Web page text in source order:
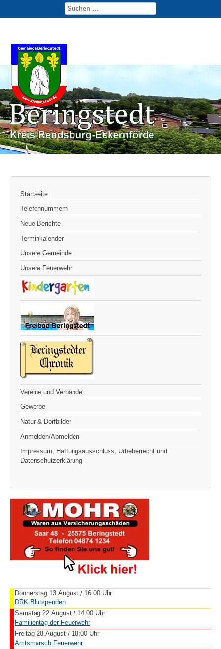
Startseite
Telefonnummern
Neue Berichte
Terminkalender
Unsere Gemeinde
Unsere Feuerwehr
Vereine und Verbände
Gewerbe
Natur & Dorfbilder
Anmelden/Abmelden
Impressum, Haftungsausschluss, Urheberrecht und
Datenschutzerklärung
Donnerstag 13.August / 16:00 Uhr
DRK Blutspenden
Samstag 22.August / 14:00 Uhr
Familientag der Feuerwehr
Freitag 28.August / 18:00 Uhr
Amtsmarsch Feuerwehr